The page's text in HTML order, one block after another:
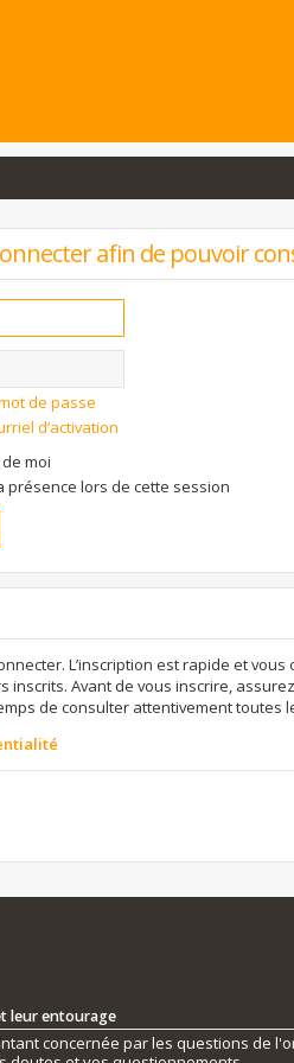
afin de pouvoir
de passe
d’activation
moi
présence lors de cette session
L’inscription est rapide et
Avant de vous inscrire,
de consulter attentivement toutes
leur entourage
concernée par les questions de